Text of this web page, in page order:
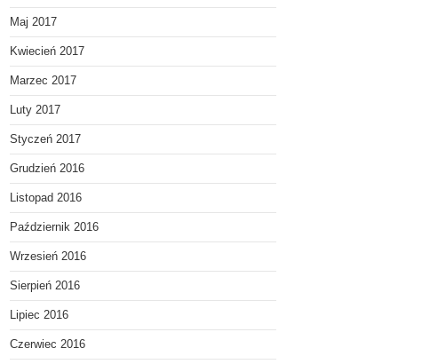
Maj 2017
Kwiecień 2017
Marzec 2017
Luty 2017
Styczeń 2017
Grudzień 2016
Listopad 2016
Październik 2016
Wrzesień 2016
Sierpień 2016
Lipiec 2016
Czerwiec 2016